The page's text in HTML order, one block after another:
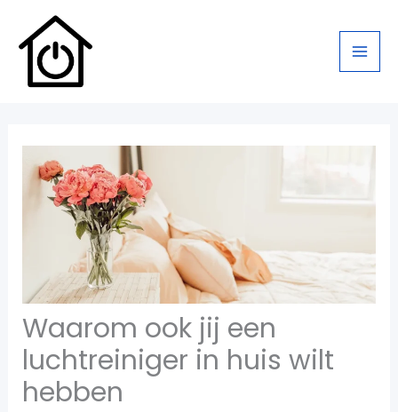
naar
inhoud
Waarom ook jij een
luchtreiniger in huis wilt
hebben